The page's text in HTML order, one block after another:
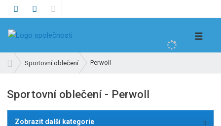
d
a
☰
v
d
Sportovní oblečení Perwoll
Sportovní oblečení - Perwoll
Zobrazit další kategorie